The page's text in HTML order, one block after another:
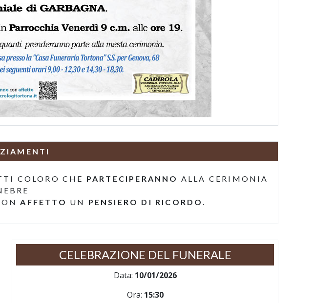
COLORO CHE PARTECIPERANNO ALLA CERIMONIA
AFFETTO UN PENSIERO DI RICORDO.
CELEBRAZIONE DEL FUNERALE
Data: 10/01/2026
Ora: 15:30